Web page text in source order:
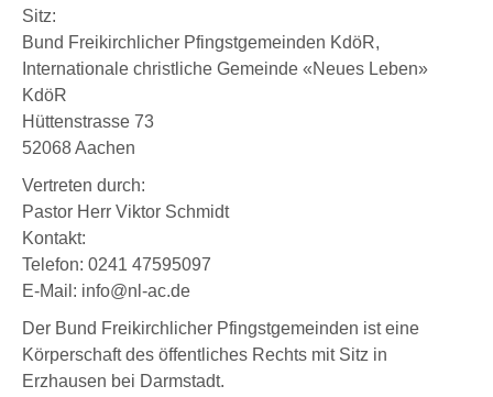
Sitz:
Bund Freikirchlicher Pfingstgemeinden KdöR,
Internationale christliche Gemeinde «Neues Leben»
KdöR
Hüttenstrasse 73
52068 Aachen
Vertreten durch:
Pastor Herr Viktor Schmidt
Kontakt:
Telefon: 0241 47595097
E-Mail: info@nl-ac.de
Der Bund Freikirchlicher Pfingstgemeinden ist eine
Körperschaft des öffentliches Rechts mit Sitz in
Erzhausen bei Darmstadt.